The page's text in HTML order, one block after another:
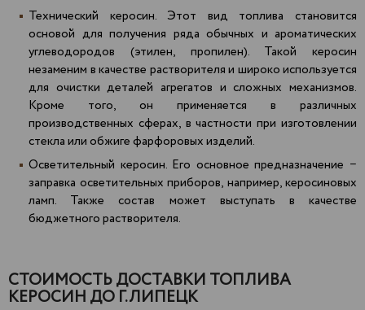
Технический керосин. Этот вид топлива становится
основой для получения ряда обычных и ароматических
углеводородов (этилен, пропилен). Такой керосин
незаменим в качестве растворителя и широко используется
для очистки деталей агрегатов и сложных механизмов.
Кроме того, он применяется в различных
производственных сферах, в частности при изготовлении
стекла или обжиге фарфоровых изделий.
Осветительный керосин. Его основное предназначение −
заправка осветительных приборов, например, керосиновых
ламп. Также состав может выступать в качестве
бюджетного растворителя.
СТОИМОСТЬ ДОСТАВКИ ТОПЛИВА
КЕРОСИН ДО Г.ЛИПЕЦК